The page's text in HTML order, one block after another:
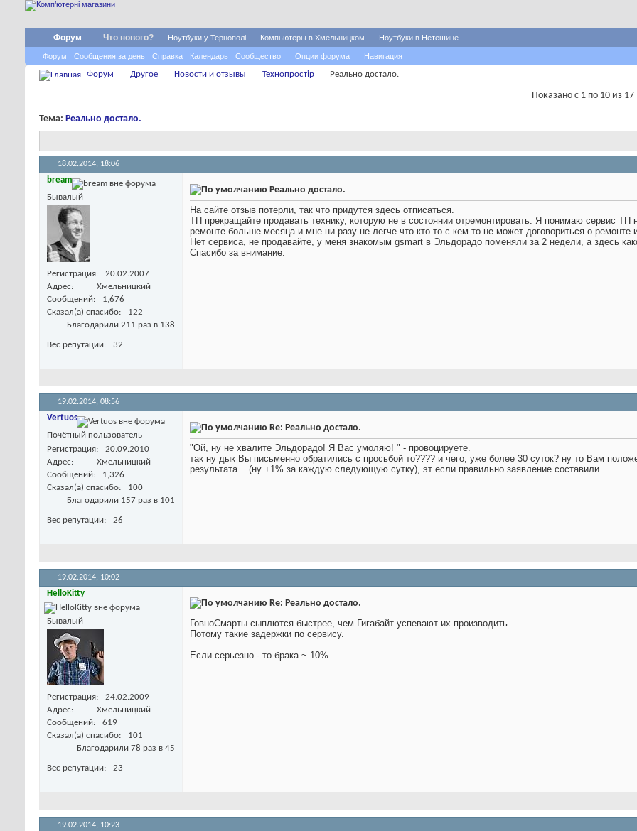
Форум
Форум Сообщения за день Справка Календарь Сообщество Опции форума Навигация
Что нового? Ноутбуки у Тернополі Компьютеры в Хмельницком Ноутбуки в Нетешине
Форум Другое Новости и отзывы Технопростір Реально достало.
Показано с 1 по 10 из 17
Тема: Реально достало.
18.02.2014, 18:06
bream
Бывалый
Регистрация
20.02.2007
Адрес
Хмельницкий
Сообщений
1,676
Сказал(а) спасибо
122
Благодарили 211 раз в 138
Вес репутации 32
Реально достало.
На сайте отзыв потерли, так что придутся здесь отписаться.
ТП прекращайте продавать технику, которую не в состоянии отремонтировать. Я понимаю сервис
ремонте больше месяца и мне ни разу не легче что кто то с кем то не может договориться о ремонте
Нет сервиса, не продавайте, у меня знакомым gsmart в Эльдорадо поменяли за 2 недели, а здесь
Спасибо за внимание.
19.02.2014, 08:56
Vertuos
Почётный пользователь
Регистрация
20.09.2010
Адрес
Хмельницкий
Сообщений
1,326
Сказал(а) спасибо
100
Благодарили 157 раз в 101
Вес репутации 26
Re: Реально достало.
"Ой, ну не хвалите Эльдорадо! Я Вас умоляю! " - провоцируете.
так ну дык Вы письменно обратились с просьбой то???? и чего, уже более 30 суток? ну то Вам
результата... (ну +1% за каждую следующую сутку), эт если правильно заявление составили.
19.02.2014, 10:02
HelloKitty
Бывалый
Регистрация
24.02.2009
Адрес
Хмельницкий
Сообщений
619
Сказал(а) спасибо
101
Благодарили 78 раз в 45
Вес репутации 23
Re: Реально достало.
ГовноСмарты сыплются быстрее, чем Гигабайт успевают их производить
Потому такие задержки по сервису.
Если серьезно - то брака ~ 10%
19.02.2014, 10:23